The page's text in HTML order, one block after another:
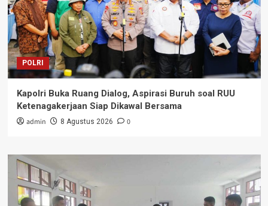
POLRI
Kapolri Buka Ruang Dialog, Aspirasi Buruh soal RUU
Ketenagakerjaan Siap Dikawal Bersama
admin 8 Agustus 2026 0